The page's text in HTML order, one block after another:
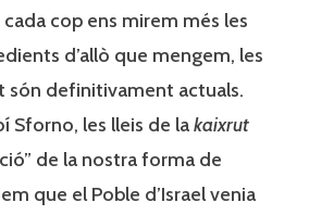
cop ens mirem més les
d’allò que mengem, les
són definitivament actuals.
Sforno, les lleis de lakaixrut
de la nostra forma de
que el Poble d’Israel venia